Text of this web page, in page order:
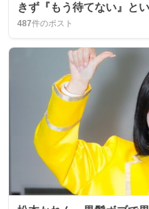
きず『もう待てない』と
487件のポスト